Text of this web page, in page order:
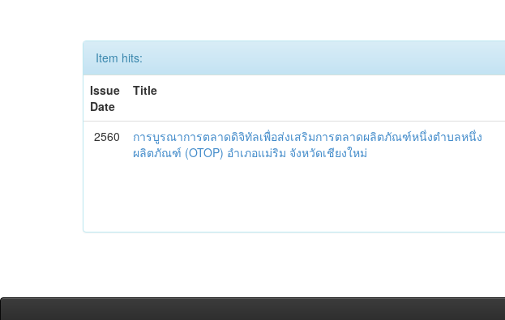
Item hits:
Issue
Date
Title
2560
การบูรณาการตลาดดิจิทัลเพื่อส่งเสริมการตลาดผลิตภัณฑ์หนึ่งตำบลหนึ่ง
ผลิตภัณฑ์ (OTOP) อำเภอแม่ริม จังหวัดเชียงใหม่